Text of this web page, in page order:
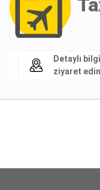
Detaylı
ziyaret